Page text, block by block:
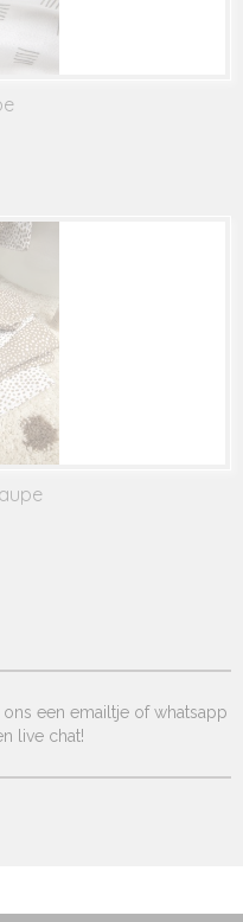
een emailtje of whatsapp
live chat!